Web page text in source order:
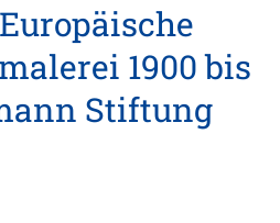
1900 bis
Stiftung